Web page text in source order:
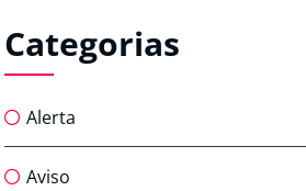
Categorias
Alerta
Aviso